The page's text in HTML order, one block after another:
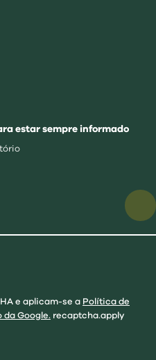
estar sempre informado
e aplicam-se a Política de
da Google. recaptcha.apply